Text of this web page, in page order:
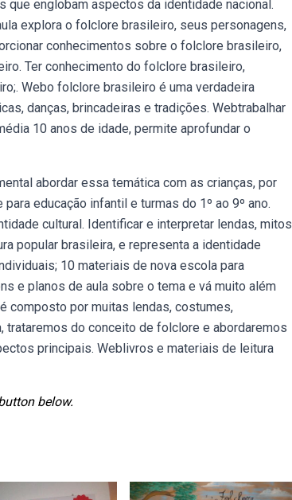
englobam aspectos da identidade nacional.
explora o folclore brasileiro, seus personagens,
conhecimentos sobre o folclore brasileiro,
Ter conhecimento do folclore brasileiro,
Webo folclore brasileiro é uma verdadeira
danças, brincadeiras e tradições. Webtrabalhar
10 anos de idade, permite aprofundar o
abordar essa temática com as crianças, por
educação infantil e turmas do 1º ao 9º ano.
cultural. Identificar e interpretar lendas, mitos
popular brasileira, e representa a identidade
10 materiais de nova escola para
e planos de aula sobre o tema e vá muito além
composto por muitas lendas, costumes,
do conceito de folclore e abordaremos
principais. Weblivros e materiais de leitura
below.